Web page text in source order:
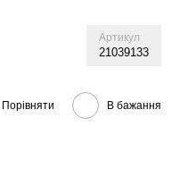
Артикул
21039133
Порівняти В бажання